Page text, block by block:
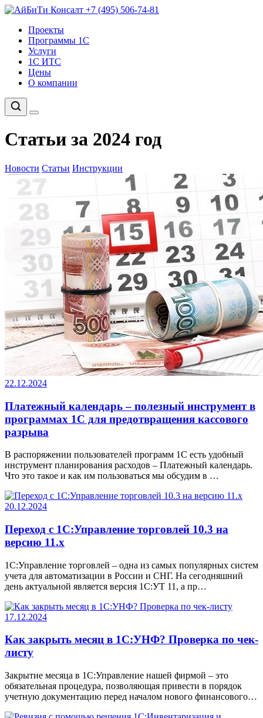
+7 (495) 506-74-81
Проекты
Программы 1С
Услуги
1С ИТС
Цены
О компании
Статьи за 2024 год
Новости Статьи Инструкции
22.12.2024
Платежный календарь – полезный инструмент в
программах 1С для предотвращения кассового
разрыва
В распоряжении пользователей программ 1С есть удобный
инструмент планирования расходов – Платежный календарь.
Что это такое и как им пользоваться мы обсудим в …
20.12.2024
Переход с 1С:Управление торговлей 10.3 на
версию 11.х
1С:Управление торговлей – одна из самых популярных систем
учета для автоматизации в России и СНГ. На сегодняшний
день актуальной является версия 1С:УТ 11, а пр…
17.12.2024
Как закрыть месяц в 1С:УНФ? Проверка по чек-
листу
Закрытие месяца в 1С:Управление нашей фирмой – это
обязательная процедура, позволяющая привести в порядок
учетную документацию перед началом нового финансового…